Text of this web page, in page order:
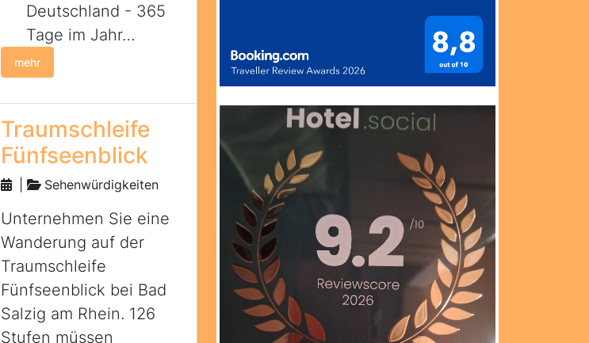
Deutschland - 365
Tage im Jahr…
mehr
Traumschleife
Fünfseenblick
Sehenwürdigkeiten
Unternehmen Sie eine
Wanderung auf der
Traumschleife
Fünfseenblick bei Bad
Salzig am Rhein. 126
Stufen müssen